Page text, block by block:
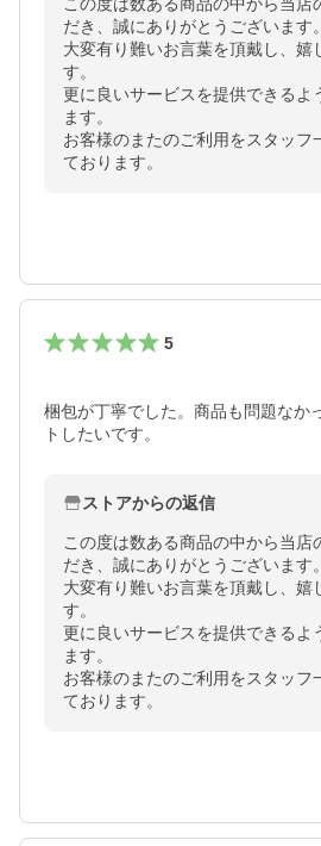
だき、誠にありがとうございます。
大変有り難いお言葉を頂戴し、嬉
す。
更に良いサービスを提供できるよ
ます。
お客様のまたのご利用をスタッフ
ております。
5
梱包が丁寧でした。商品も問題なか
トしたいです。
ストアからの返信
この度は数ある商品の中から当店
だき、誠にありがとうございます。
大変有り難いお言葉を頂戴し、嬉
す。
更に良いサービスを提供できるよ
ます。
お客様のまたのご利用をスタッフ
ております。